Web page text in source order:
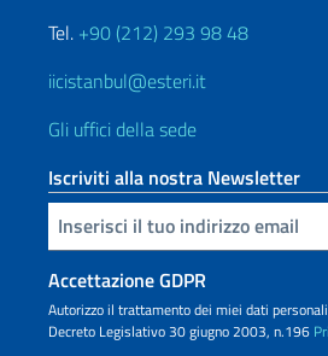
Tel. +90 (212) 293 98 48
iicistanbul@esteri.it
Gli uffici della sede
Iscriviti alla nostra Newsletter
Inserisci la tua email
Accettazione GDPR
Autorizzo il trattamento dei miei dati
Decreto Legislativo 30 giugno 2003, n.196